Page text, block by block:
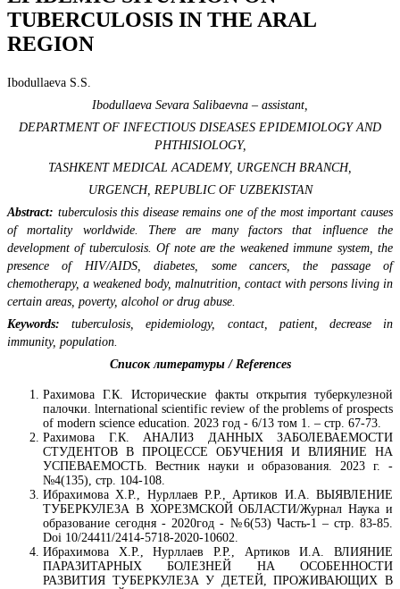
TUBERCULOSIS IN THE ARAL
REGION
Ibodullaeva S.S.
Ibodullaeva Sevara Salibaevna – assistant,
DEPARTMENT OF INFECTIOUS DISEASES EPIDEMIOLOGY AND
PHTHISIOLOGY,
TASHKENT MEDICAL ACADEMY, URGENCH BRANCH,
URGENCH, REPUBLIC OF UZBEKISTAN
Abstract: tuberculosis this disease remains one of the most important causes
of mortality worldwide. There are many factors that influence the
development of tuberculosis. Of note are the weakened immune system, the
presence of HIV/AIDS, diabetes, some cancers, the passage of
chemotherapy, a weakened body, malnutrition, contact with persons living in
certain areas, poverty, alcohol or drug abuse.
Keywords:tuberculosis, epidemiology, contact, patient, decrease in
immunity, population.
Список литературы / References
Рахимова Г.К. Исторические факты открытия туберкулезной
палочки. lnternational scientific review of the problems of prospects
of modern science education. 2023 год - 6/13 том 1. – стр. 67-73.
Рахимова Г.К. АНАЛИЗ ДАННЫХ ЗАБОЛЕВАЕМОСТИ
СТУДЕНТОВ В ПРОЦЕССЕ ОБУЧЕНИЯ И ВЛИЯНИЕ НА
УСПЕВАЕМОСТЬ. Вестник науки и образования. 2023 г. -
№4(135), стр. 104-108.
Ибрахимова Х.Р., Нурллаев Р.Р., Артиков И.А. ВЫЯВЛЕНИЕ
ТУБЕРКУЛЕЗА В ХОРЕЗМСКОЙ ОБЛАСТИ/Журнал Наука и
образование сегодня - 2020год - №6(53) Часть-1 – стр. 83-85.
Doi 10/24411/2414-5718-2020-10602.
Ибрахимова Х.Р., Нурллаев Р.Р., Артиков И.А. ВЛИЯНИЕ
ПАРАЗИТАРНЫХ БОЛЕЗНЕЙ НА ОСОБЕННОСТИ
РАЗВИТИЯ ТУБЕРКУЛЕЗА У ДЕТЕЙ, ПРОЖИВАЮЩИХ В